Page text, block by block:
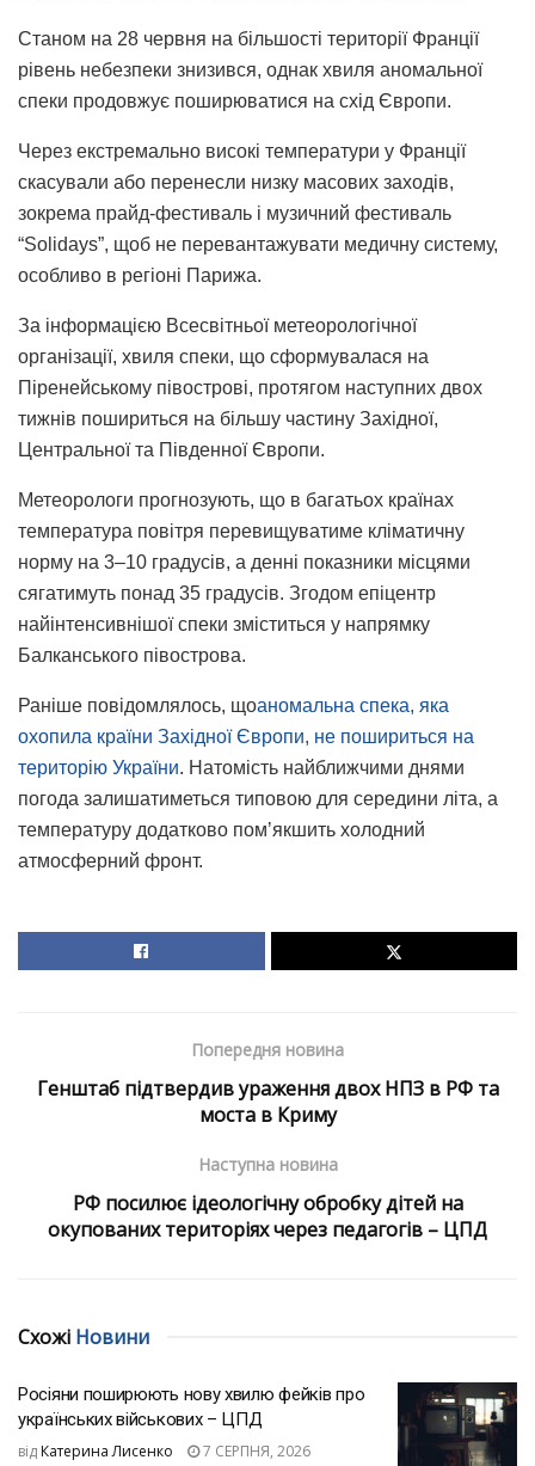
Станом на 28 червня на більшості території Франції
рівень небезпеки знизився, однак хвиля аномальної
спеки продовжує поширюватися на схід Європи.
Через екстремально високі температури у Франції
скасували або перенесли низку масових заходів,
зокрема прайд-фестиваль і музичний фестиваль
“Solidays”, щоб не перевантажувати медичну систему,
особливо в регіоні Парижа.
За інформацією Всесвітньої метеорологічної
організації, хвиля спеки, що сформувалася на
Піренейському півострові, протягом наступних двох
тижнів пошириться на більшу частину Західної,
Центральної та Південної Європи.
Метеорологи прогнозують, що в багатьох країнах
температура повітря перевищуватиме кліматичну
норму на 3–10 градусів, а денні показники місцями
сягатимуть понад 35 градусів. Згодом епіцентр
найінтенсивнішої спеки зміститься у напрямку
Балканського півострова.
Раніше повідомлялось, щоаномальна спека, яка
охопила країни Західної Європи, не пошириться на
територію України. Натомість найближчими днями
погода залишатиметься типовою для середини літа, а
температуру додатково помʼякшить холодний
атмосферний фронт.
Попередня новина
Генштаб підтвердив ураження двох НПЗ в РФ та
моста в Криму
Наступна новина
РФ посилює ідеологічну обробку дітей на
окупованих територіях через педагогів – ЦПД
Схожі Новини
Росіяни поширюють нову хвилю фейків про
українських військових – ЦПД
від Катерина Лисенко 7 СЕРПНЯ, 2026